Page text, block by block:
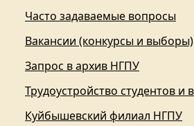
Часто задаваемые вопросы
Вакансии (конкурсы и выборы)
Запрос в архив НГПУ
Трудоустройство студентов и
Куйбышевский филиал НГПУ